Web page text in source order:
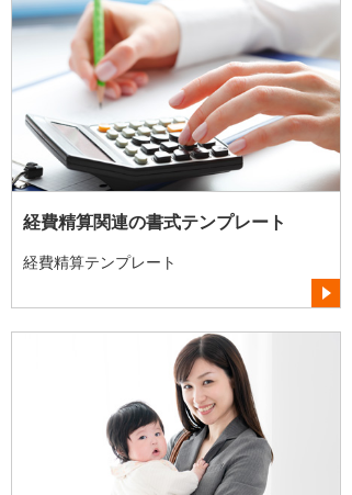
経費精算関連の書式テンプレート
経費精算テンプレート